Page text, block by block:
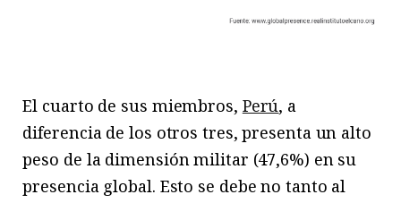
El cuarto de sus miembros, Perú, a
diferencia de los otros tres, presenta un alto
peso de la dimensión militar (47,6%) en su
presencia global. Esto se debe no tanto al